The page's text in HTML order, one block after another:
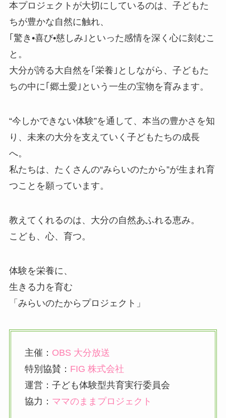
本プロジェクトが大切にしているのは、子どもた
ちが豊かな自然に触れ、
｢驚き•喜び•慈しみ｣といった感情を深く心に刻むこ
と。
大分が誇る大自然を｢栄養｣としながら、子どもた
ちの中に｢郷土愛｣という一生の宝物を育みます。
“今しかできない体験”を通して、本当の豊かさを知
り、未来の大分を支えていく子どもたちの成長
へ。
私たちは、たくさんの“みらいのたから”が生まれ育
つことを願っています。
教えてくれるのは、大分の自然あふれる恵み。
こども、心、育つ。
体験を栄養に、
生きる力を育む
「みらいのたからプロジェクト」
主催： OBS 大分放送
特別協賛： FIG 株式会社
運営：子ども体験型共育実行委員会
協力： ママのままプロジェクト